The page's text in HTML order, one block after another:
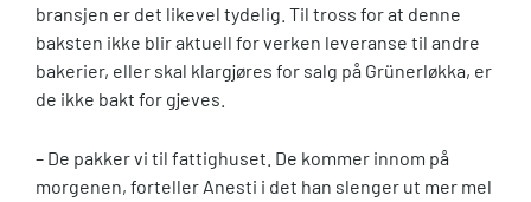
bransjen er det likevel tydelig. Til tross for at denne
baksten ikke blir aktuell for verken leveranse til andre
bakerier, eller skal klargjøres for salg på Grünerløkka, er
de ikke bakt for gjeves.
– De pakker vi til fattighuset. De kommer innom på
morgenen, forteller Anesti i det han slenger ut mer mel